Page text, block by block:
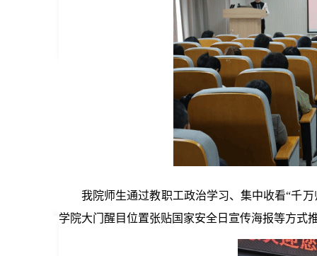
我院师生通过教职工政治学习、集中收看“千
学院大门醒目位置张贴国家安全日宣传海报等方式